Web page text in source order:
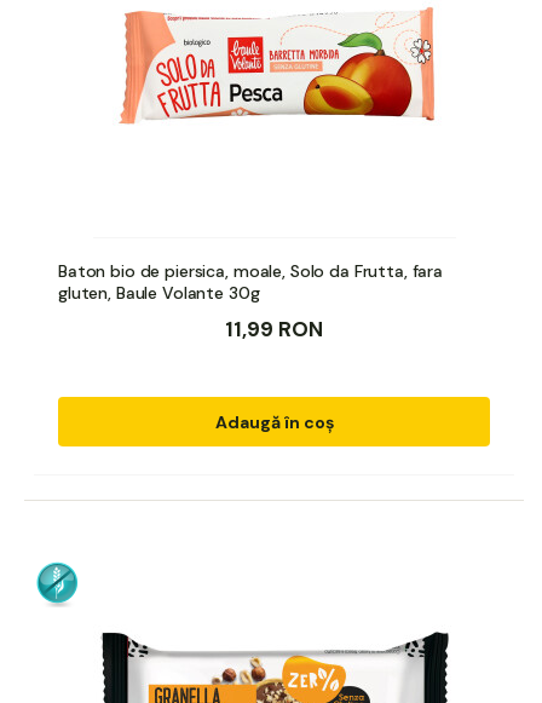
Baton bio de piersica, moale, Solo da Frutta, fara
gluten, Baule Volante 30g
11,99 RON
Adaugă în coș